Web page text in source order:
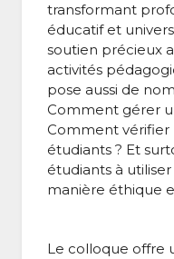
transformant
éducatif et
soutien précieux
activités
pose aussi de
Comment gérer
Comment vérifier
étudiants ? Et
étudiants à
manière éthique
Le colloque offre